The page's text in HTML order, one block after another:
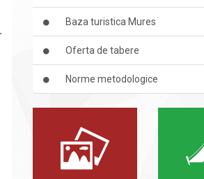
Baza turistica Mures
Oferta de tabere
Norme metodologice